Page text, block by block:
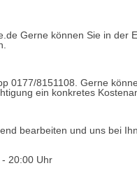
Gerne können Sie in der
0177/8151108. Gerne
ein konkretes
bearbeiten und uns bei
20:00 Uhr